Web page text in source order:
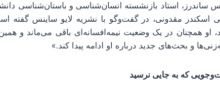
ساندرز، استاد بازنشسته انسان‌شناسی و باستان‌شناسی
اسکندر مقدونی، در گفت‌وگو با نشریه لایو ساینس گفته
او همچنان در یک وضعیت نیمه‌افسانه‌ای باقی می‌ماند و
و بحث‌های جدید درباره او ادامه پیدا کند.»
که به جایی نرسید